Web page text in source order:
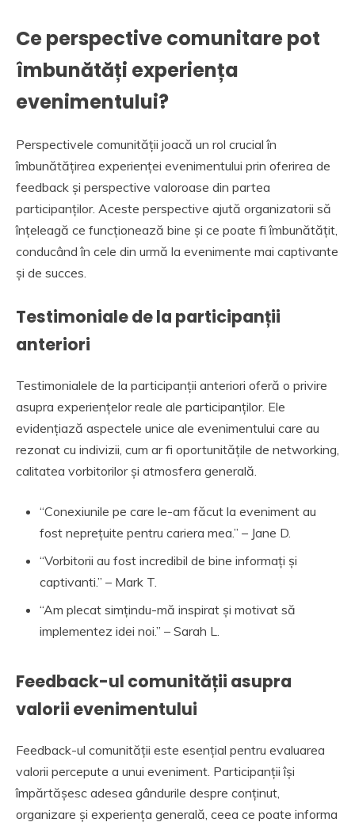
Ce perspective comunitare pot
îmbunătăți experiența
evenimentului?
Perspectivele comunității joacă un rol crucial în
îmbunătățirea experienței evenimentului prin oferirea de
feedback și perspective valoroase din partea
participanților. Aceste perspective ajută organizatorii să
înțeleagă ce funcționează bine și ce poate fi îmbunătățit,
conducând în cele din urmă la evenimente mai captivante
și de succes.
Testimoniale de la participanții
anteriori
Testimonialele de la participanții anteriori oferă o privire
asupra experiențelor reale ale participanților. Ele
evidențiază aspectele unice ale evenimentului care au
rezonat cu indivizii, cum ar fi oportunitățile de networking,
calitatea vorbitorilor și atmosfera generală.
“Conexiunile pe care le-am făcut la eveniment au
fost neprețuite pentru cariera mea.” – Jane D.
“Vorbitorii au fost incredibil de bine informați și
captivanti.” – Mark T.
“Am plecat simțindu-mă inspirat și motivat să
implementez idei noi.” – Sarah L.
Feedback-ul comunității asupra
valorii evenimentului
Feedback-ul comunității este esențial pentru evaluarea
valorii percepute a unui eveniment. Participanții își
împărtășesc adesea gândurile despre conținut,
organizare și experiența generală, ceea ce poate informa